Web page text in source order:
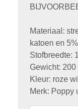
Materiaal:
katoen en
Stofbreedte:
Gewicht: 200
Kleur: roze
Merk: Poppy